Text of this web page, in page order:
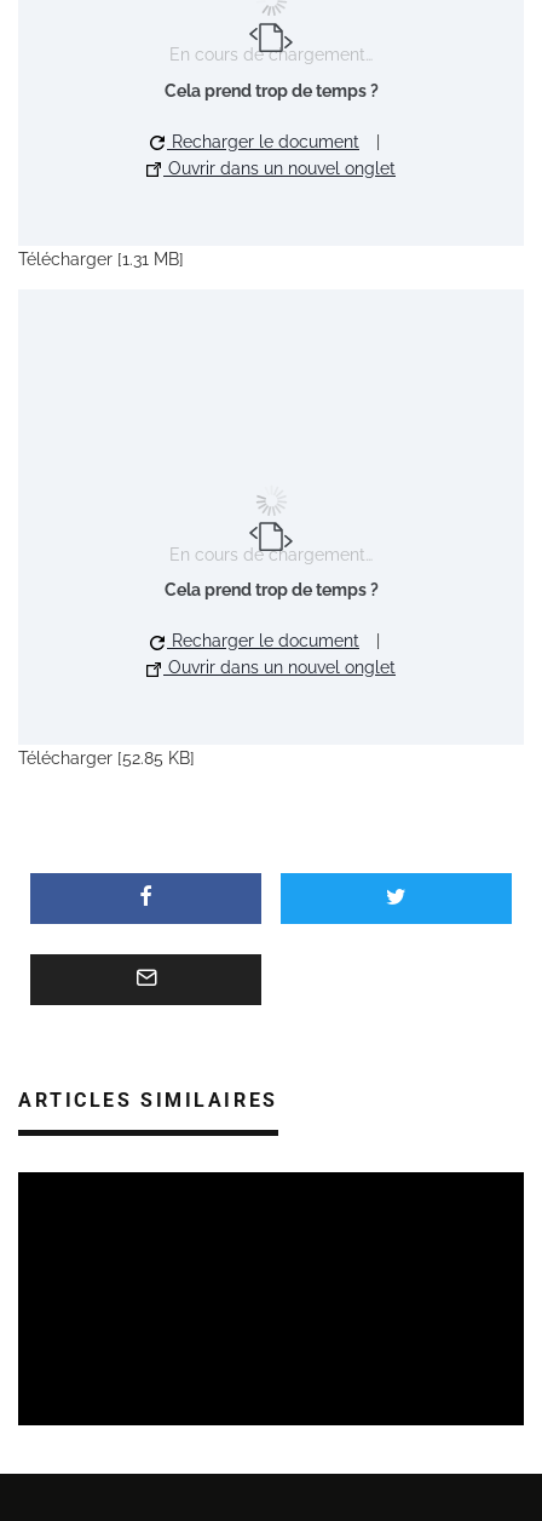
En cours de chargement…
Cela prend trop de temps ?
Recharger le document
Ouvrir dans un nouvel onglet
Télécharger [1.31 MB]
En cours de chargement…
Cela prend trop de temps ?
Recharger le document
Ouvrir dans un nouvel onglet
Télécharger [52.85 KB]
ARTICLES SIMILAIRES